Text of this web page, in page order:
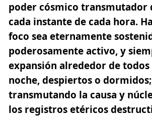
poder cósmico transmutador
cada instante de cada hora.
foco sea eternamente
poderosamente activo, y
expansión alrededor de todos
noche, despiertos o dormidos;
transmutando la causa y
los registros etéricos